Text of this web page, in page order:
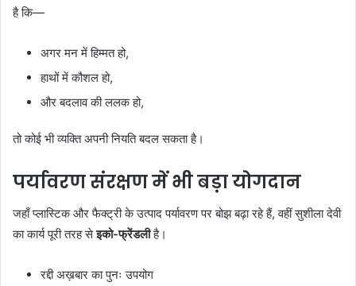
है कि—
अगर मन में हिम्मत हो,
हाथों में कौशल हो,
और बदलाव की ललक हो,
तो कोई भी व्यक्ति अपनी नियति बदल सकता है।
पर्यावरण संरक्षण में भी बड़ा योगदान
जहाँ प्लास्टिक और फैक्ट्री के उत्पाद पर्यावरण पर बोझ बढ़ा रहे हैं, वहीं सुशीला देवी
का कार्य पूरी तरह सेइको-फ्रेंडलीहै।
रद्दी अख़बार का पुनः उपयोग